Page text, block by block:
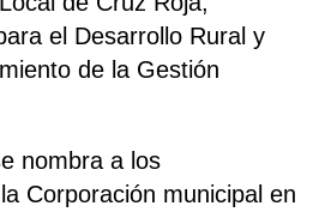
el Desarrollo Rural y
de la Gestión
nombra a los
Corporación municipal en